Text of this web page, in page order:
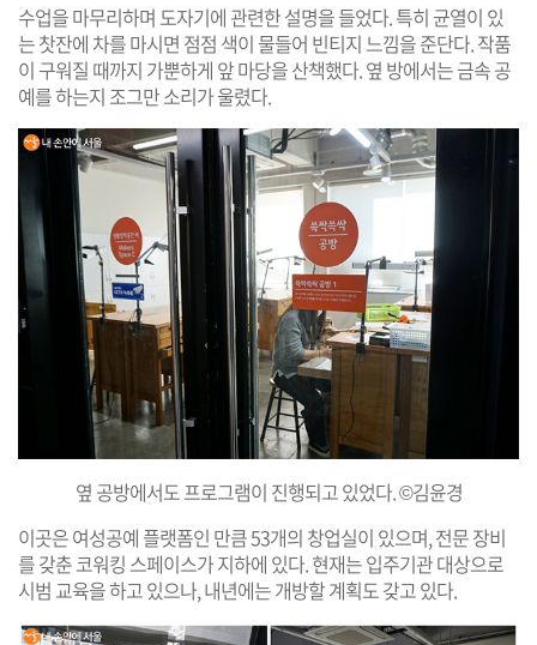
수업을 마무리하며 도자기에 관련한 설명을 들었다. 특히 균열이 있
는 찻잔에 차를 마시면 점점 색이 물들어 빈티지 느낌을 준단다. 작품
이 구워질 때까지 가뿐하게 앞 마당을 산책했다. 옆 방에서는 금속 공
예를 하는지 조그만 소리가 울렸다.
옆 공방에서도 프로그램이 진행되고 있었다. ©김윤경
이곳은 여성공예 플랫폼인 만큼 53개의 창업실이 있으며, 전문 장비
를 갖춘 코워킹 스페이스가 지하에 있다. 현재는 입주기관 대상으로
시범 교육을 하고 있으나, 내년에는 개방할 계획도 갖고 있다.